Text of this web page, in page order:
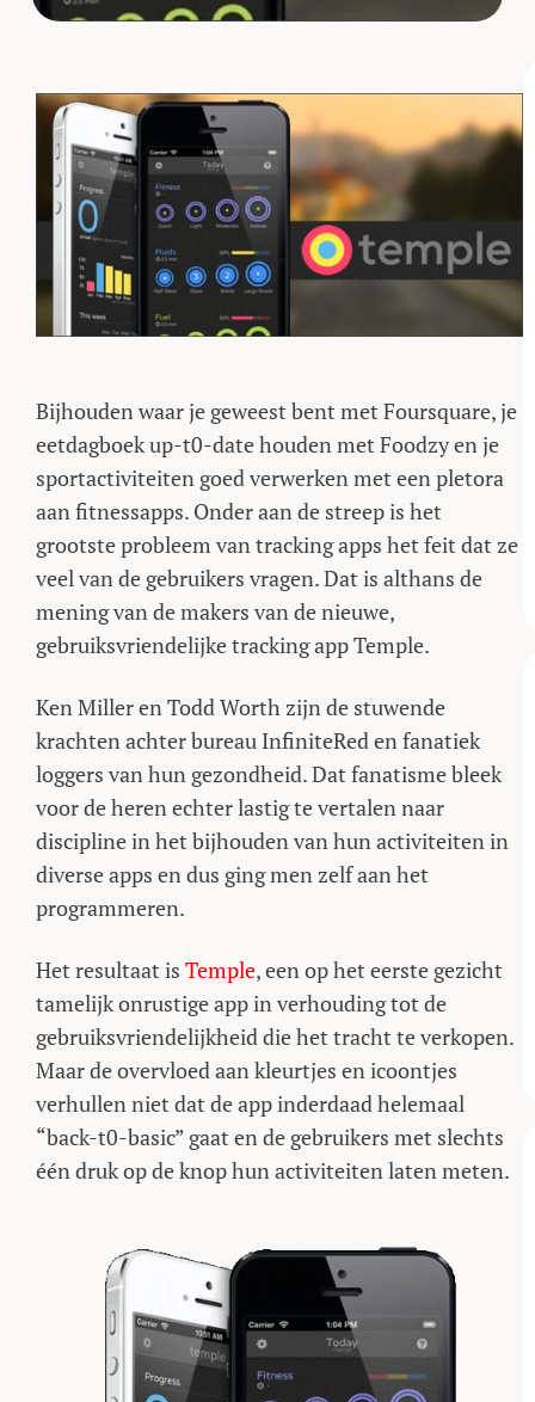
Bijhouden waar je geweest bent met Foursquare, je
eetdagboek up-t0-date houden met Foodzy en je
sportactiviteiten goed verwerken met een pletora
aan fitnessapps. Onder aan de streep is het
grootste probleem van tracking apps het feit dat ze
veel van de gebruikers vragen. Dat is althans de
mening van de makers van de nieuwe,
gebruiksvriendelijke tracking app Temple.
Ken Miller en Todd Worth zijn de stuwende
krachten achter bureau InfiniteRed en fanatiek
loggers van hun gezondheid. Dat fanatisme bleek
voor de heren echter lastig te vertalen naar
discipline in het bijhouden van hun activiteiten in
diverse apps en dus ging men zelf aan het
programmeren.
Het resultaat is Temple, een op het eerste gezicht
tamelijk onrustige app in verhouding tot de
gebruiksvriendelijkheid die het tracht te verkopen.
Maar de overvloed aan kleurtjes en icoontjes
verhullen niet dat de app inderdaad helemaal
“back-t0-basic” gaat en de gebruikers met slechts
één druk op de knop hun activiteiten laten meten.